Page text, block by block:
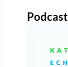
Podcast